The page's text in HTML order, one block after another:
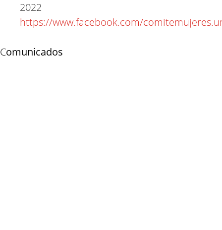
2022
https://www.facebook.com/
Comunicados